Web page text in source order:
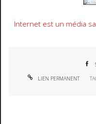
Internet est un média
LIEN PERMANENT